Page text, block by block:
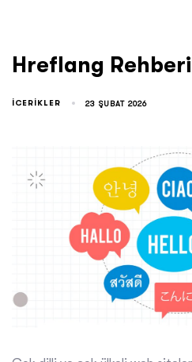
Hreflang
ICERIKLER 23 ŞUBAT 2026